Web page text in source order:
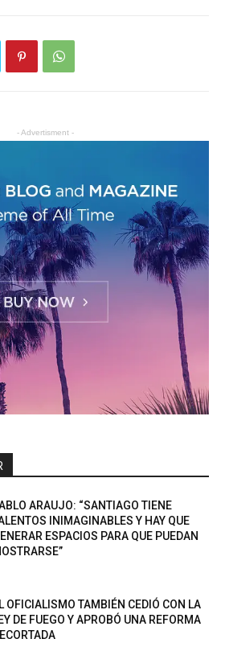
- Advertisment -
ARAUJO: “SANTIAGO TIENE
INIMAGINABLES Y HAY QUE
ESPACIOS PARA QUE PUEDAN
OFICIALISMO TAMBIÉN CEDIÓ CON LA
DE FUEGO Y APROBÓ UNA REFORMA